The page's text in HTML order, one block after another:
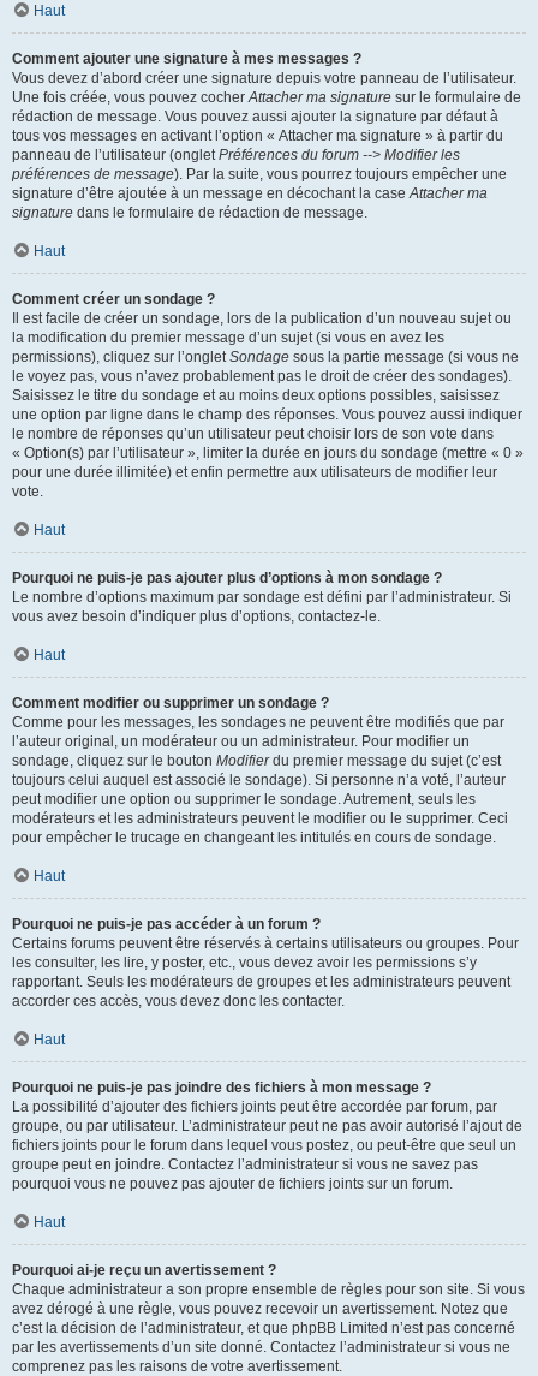
Haut
Comment ajouter une signature à mes messages ?
Vous devez d’abord créer une signature depuis votre panneau de l’utilisateur.
Une fois créée, vous pouvez cocherAttacher ma signature sur le formulaire de
rédaction de message. Vous pouvez aussi ajouter la signature par défaut à
tous vos messages en activant l’option « Attacher ma signature » à partir du
panneau de l’utilisateur (ongletPréférences du forum --> Modifier les
préférences de message). Par la suite, vous pourrez toujours empêcher une
signature d’être ajoutée à un message en décochant la caseAttacher ma
signature dans le formulaire de rédaction de message.
Haut
Comment créer un sondage ?
Il est facile de créer un sondage, lors de la publication d’un nouveau sujet ou
la modification du premier message d’un sujet (si vous en avez les
permissions), cliquez sur l’ongletSondage sous la partie message (si vous ne
le voyez pas, vous n’avez probablement pas le droit de créer des sondages).
Saisissez le titre du sondage et au moins deux options possibles, saisissez
une option par ligne dans le champ des réponses. Vous pouvez aussi indiquer
le nombre de réponses qu’un utilisateur peut choisir lors de son vote dans
« Option(s) par l’utilisateur », limiter la durée en jours du sondage (mettre « 0 »
pour une durée illimitée) et enfin permettre aux utilisateurs de modifier leur
vote.
Haut
Pourquoi ne puis-je pas ajouter plus d’options à mon sondage ?
Le nombre d’options maximum par sondage est défini par l’administrateur. Si
vous avez besoin d’indiquer plus d’options, contactez-le.
Haut
Comment modifier ou supprimer un sondage ?
Comme pour les messages, les sondages ne peuvent être modifiés que par
l’auteur original, un modérateur ou un administrateur. Pour modifier un
sondage, cliquez sur le bouton Modifierdu premier message du sujet (c’est
toujours celui auquel est associé le sondage). Si personne n’a voté, l’auteur
peut modifier une option ou supprimer le sondage. Autrement, seuls les
modérateurs et les administrateurs peuvent le modifier ou le supprimer. Ceci
pour empêcher le trucage en changeant les intitulés en cours de sondage.
Haut
Pourquoi ne puis-je pas accéder à un forum ?
Certains forums peuvent être réservés à certains utilisateurs ou groupes. Pour
les consulter, les lire, y poster, etc., vous devez avoir les permissions s’y
rapportant. Seuls les modérateurs de groupes et les administrateurs peuvent
accorder ces accès, vous devez donc les contacter.
Haut
Pourquoi ne puis-je pas joindre des fichiers à mon message ?
La possibilité d’ajouter des fichiers joints peut être accordée par forum, par
groupe, ou par utilisateur. L’administrateur peut ne pas avoir autorisé l’ajout de
fichiers joints pour le forum dans lequel vous postez, ou peut-être que seul un
groupe peut en joindre. Contactez l’administrateur si vous ne savez pas
pourquoi vous ne pouvez pas ajouter de fichiers joints sur un forum.
Haut
Pourquoi ai-je reçu un avertissement ?
Chaque administrateur a son propre ensemble de règles pour son site. Si vous
avez dérogé à une règle, vous pouvez recevoir un avertissement. Notez que
c’est la décision de l’administrateur, et que phpBB Limited n’est pas concerné
par les avertissements d’un site donné. Contactez l’administrateur si vous ne
comprenez pas les raisons de votre avertissement.